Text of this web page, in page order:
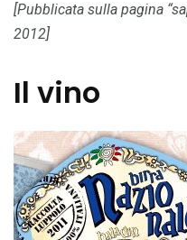
[Pubblicata sulla pagina
2012]
Il vino